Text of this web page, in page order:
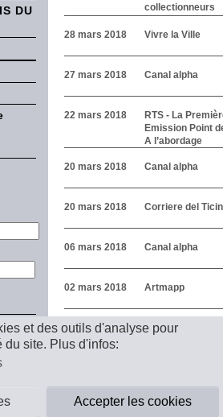
et des outils d'analyse pour
site. Plus d'infos:
Accepter les cookies
DU
collectionneurs
28 mars 2018 Vivre la Ville
27 mars 2018 Canal alpha
22 mars 2018
RTS - La
Emission Point
A l’abordage
20 mars 2018 Canal alpha
20 mars 2018 Corriere del
06 mars 2018 Canal alpha
02 mars 2018 Artmapp
Précédent
1
2 3 4 5 6 7
Suivant